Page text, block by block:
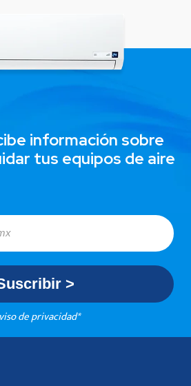
información sobre
tus equipos de aire
de privacidad*